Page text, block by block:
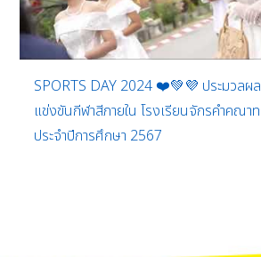
SPORTS DAY 2024 ❤️💚💜 ประมวลผ
แข่งขันกีฬาสีภายใน โรงเรียนจักรคำคณา
ประจำปีการศึกษา 2567